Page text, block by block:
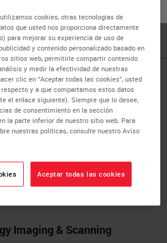
pathology industry.
Pieces by
Eye On Image Color
and Image Analysis
Pathology Scanner
Imaging & Scanning
cookies, otras tecnologías de
que usted nos proporciona directamente
para mejorar su experiencia de uso de
y contenido personalizado basado en
sitios web, permitirle compartir contenido
y medir la efectividad de nuestras
clic en “Aceptar todas las cookies”, usted
y a que compartamos estos datos
el enlace siguiente). Siempre que lo desee,
de consentimiento en la sección
la parte inferior de nuestro sitio web. Para
nuestras políticas, consulte nuestro Aviso
Aceptar todas las cookies